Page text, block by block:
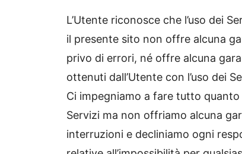
L’Utente riconosce che l’uso dei
il presente sito non offre alcuna
privo di errori, né offre alcuna
ottenuti dall’Utente con l’uso dei
Ci impegniamo a fare tutto
Servizi ma non offriamo alcuna
interruzioni e decliniamo ogni